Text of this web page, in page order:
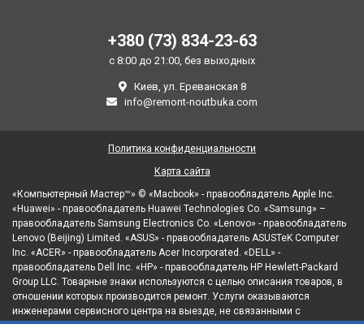
+380 (73) 834-23-63
с 8:00 до 21:00, без выходных
Киев, ул. Ереванская 8
info@remont-noutbuka.com
«Компьютерный Мастер™» © «Macbook» - правообладатель Apple Inc.
«Huawei» - правообладатель Huawei Technologies Co. «Samsung» –
правообладатель Samsung Electronics Co. «Lenovo» - правообладатель
Lenovo (Beijing) Limited. «ASUS» - правообладатель ASUSTeK Computer
Inc. «ACER» - правообладатель Acer Incorporated. «DELL» -
правообладатель Dell Inc. «HP» - правообладатель HP Hewlett-Packard
Group LLC. Товарные знаки используются с целью описания товаров, в
отношении которых производится ремонт. Услуги оказываются
инженерами сервисного центра на выезде, не связанными с
Политика конфиденциальности
Карта сайта